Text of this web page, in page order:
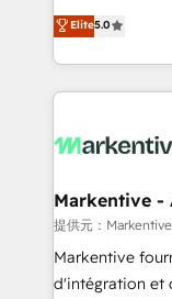
ンツとサイト構造を最適化。
か？ ✓
ード受賞・
HubSpot大百科 出版 CRM・AI活用に関する
せください。
expertise. - A team of 250+ experts dedicated to
your resilient
companies
customer
Loop
services, smart
results, fast. ⚙️CRM & RevOps: Align all Hubs to your
🎯Demand Gen
ABM, AEO, SEO, & paid
Build high-
& conversion
Elite5.0
Markentive -
提供元：
Markentive
d'intégration et